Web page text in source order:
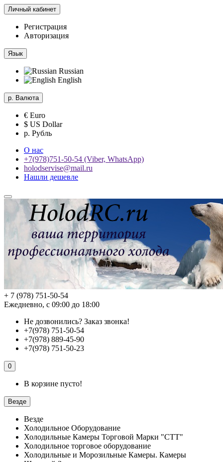
Личный кабинет
Регистрация
Авторизация
Язык
Russian
English
р. Валюта
€ Euro
$ US Dollar
р. Рубль
О нас
+7(978)751-50-54 (Viber, WhatsApp)
holodservise@mail.ru
Нашли дешевле
+ 7 (978) 751-50-54
Ежедневно, с 09:00 до 18:00
Не дозвонились? Заказ звонка!
+7(978) 751-50-54
+7(978) 889-45-90
+7(978) 751-50-23
0
В корзине пусто!
Везде
Везде
Холодильное Оборудование
Холодильные Камеры Торговой Марки "СТТ"
Холодильное торговое оборудование
Холодильные и Морозильные Камеры. Камеры